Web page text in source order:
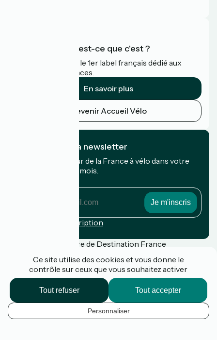
FR
Accueil Vélo qu'est-ce que c'est ?
Accueil Vélo c'est le 1er label français dédié aux
cyclistes en vacances.
En savoir plus
Devenir Accueil Vélo
Je m'abonne à la newsletter
Recevez le meilleur de la France à vélo dans votre
boîte mail chaque mois.
Conditions d'inscription
Financé dans le cadre de Destination France
FAQ
Plan du site
Mentions légales
Ce site utilise des cookies et vous donne le
contrôle sur ceux que vous souhaitez activer
Tout accepter
Tout refuser
Personnaliser